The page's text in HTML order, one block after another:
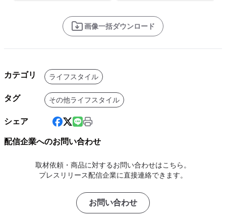
画像一括ダウンロード
カテゴリ ライフスタイル
タグ その他ライフスタイル
シェア
配信企業へのお問い合わせ
取材依頼・商品に対するお問い合わせはこちら。
プレスリリース配信企業に直接連絡できます。
お問い合わせ